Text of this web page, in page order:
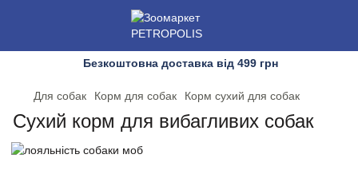
Безкоштовна доставка від 499 грн
Для собак Корм для собак Корм сухий для собак
Сухий корм для вибагливих собак